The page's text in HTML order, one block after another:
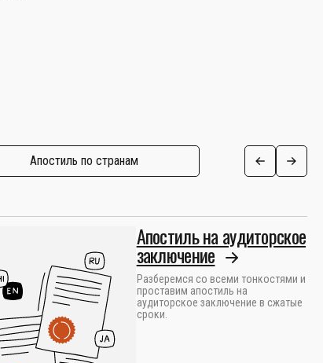
Апостиль по странам
Апостиль на аудиторское
заключение
Разберемся со всеми тонкостями и
проставим апостиль на
аудиторское заключение в сжатые
сроки.